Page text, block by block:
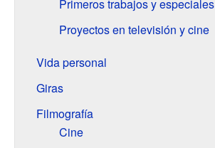
Primeros trabajos y especiales
Proyectos en televisión y cine
Vida personal
Giras
Filmografía
Cine